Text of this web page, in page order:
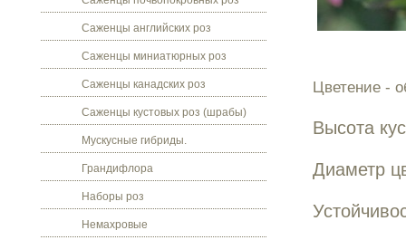
Саженцы английских роз
Саженцы миниатюрных роз
Саженцы канадских роз
Саженцы кустовых роз (шрабы)
Мускусные гибриды.
Грандифлора
Наборы роз
Немахровые
Цветение -
Высота
Диаметр